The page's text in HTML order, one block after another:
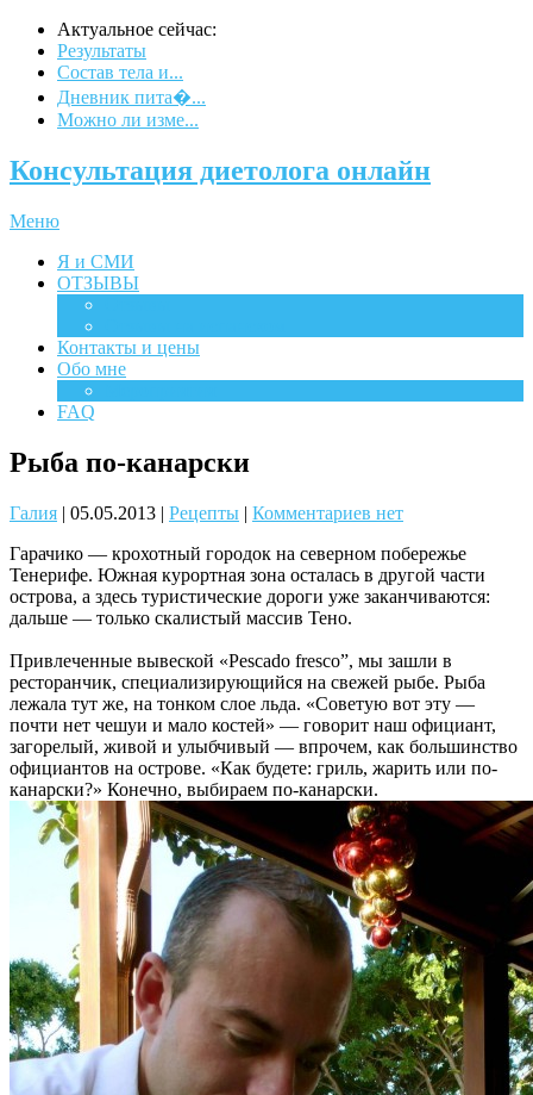
Актуальное сейчас:
Результаты
Состав тела и...
Дневник пита�...
Можно ли изме...
Консультация диетолога онлайн
Меню
Я и СМИ
ОТЗЫВЫ
Контакты и цены
Обо мне
FAQ
Рыба по-канарски
Галия | 05.05.2013 | Рецепты | Комментариев нет
Гарачико — крохотный городок на северном побережье
Тенерифе. Южная курортная зона осталась в другой части
острова, а здесь туристические дороги уже заканчиваются:
дальше — только скалистый массив Тено.
Привлеченные вывеской «Pescado fresco”, мы зашли в
ресторанчик, специализирующийся на свежей рыбе. Рыба
лежала тут же, на тонком слое льда. «Советую вот эту —
почти нет чешуи и мало костей» — говорит наш официант,
загорелый, живой и улыбчивый — впрочем, как большинство
официантов на острове. «Как будете: гриль, жарить или по-
канарски?» Конечно, выбираем по-канарски.